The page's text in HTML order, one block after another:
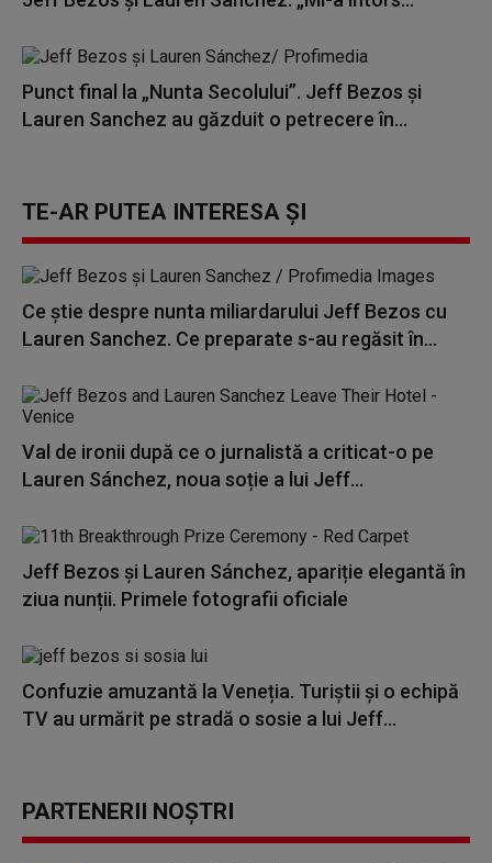
Punct final la „Nunta Secolului”. Jeff Bezos şi
Lauren Sanchez au găzduit o petrecere în...
TE-AR PUTEA INTERESA ȘI
Ce știe despre nunta miliardarului Jeff Bezos cu
Lauren Sanchez. Ce preparate s-au regăsit în...
Val de ironii după ce o jurnalistă a criticat-o pe
Lauren Sánchez, noua soție a lui Jeff...
Jeff Bezos și Lauren Sánchez, apariție elegantă în
ziua nunții. Primele fotografii oficiale
Confuzie amuzantă la Veneția. Turiștii și o echipă
TV au urmărit pe stradă o sosie a lui Jeff...
PARTENERII NOȘTRI